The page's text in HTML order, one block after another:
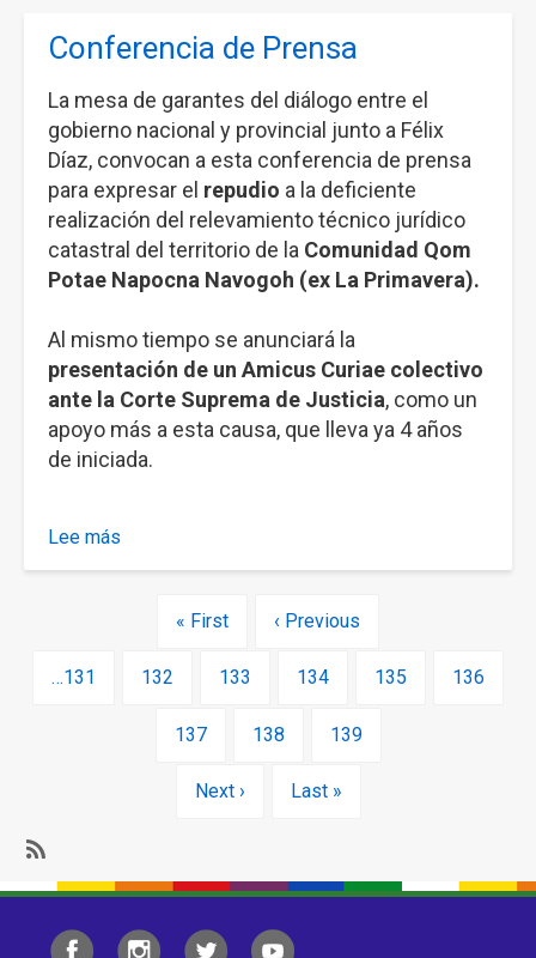
libro:
Red.
La
trama
oculta
del
caso
Marita
Conferencia de Prensa
La mesa de garantes del diálogo entre el
gobierno nacional y provincial junto a Félix
Díaz, convocan a esta conferencia de prensa
para expresar el repudio a la deficiente
realización del relevamiento técnico jurídico
catastral del territorio de la Comunidad Qom
Potae Napocna Navogoh (ex La Primavera).
Al mismo tiempo se anunciará la
presentación de un Amicus Curiae colectivo
ante la Corte Suprema de Justicia, como un
apoyo más a esta causa, que lleva ya 4 años
de iniciada.
Lee más
Conferencia
PrensaPrimera
« First
Página
‹ Previous
Page
…131 Page
132 Page
133 Page
134 Page
135
Página
136
Page
137 Page
138 Page
139
Siguiente
Next ›
Última
Last »
Subscribe